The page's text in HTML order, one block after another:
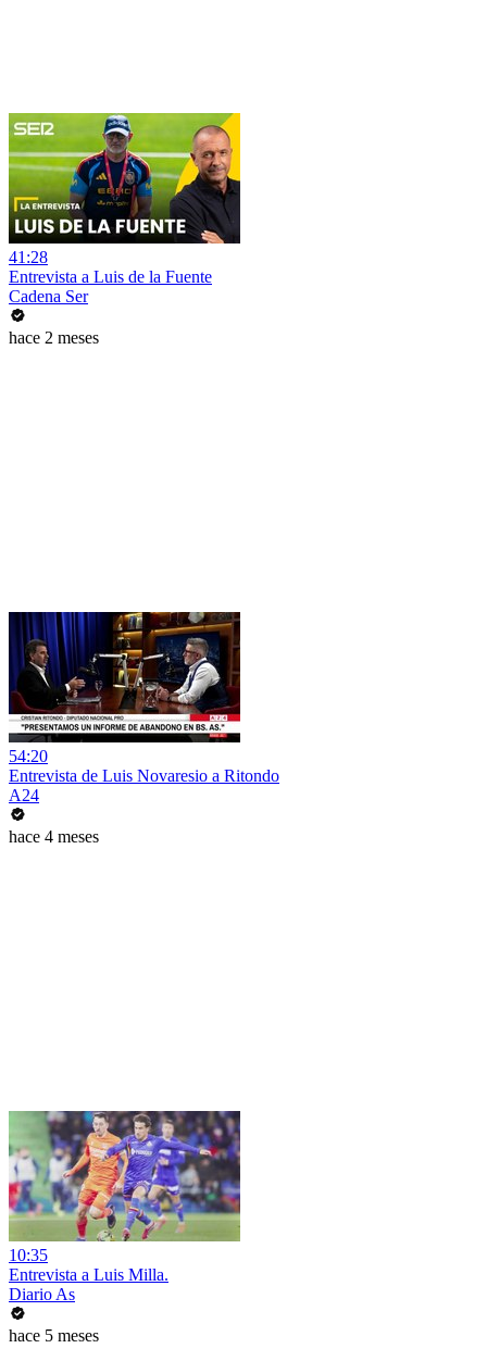
41:28
Entrevista a Luis de la Fuente
Cadena Ser
hace 2 meses
54:20
Entrevista de Luis Novaresio a Ritondo
A24
hace 4 meses
10:35
Entrevista a Luis Milla.
Diario As
hace 5 meses